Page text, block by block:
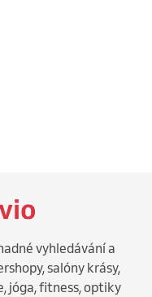
vyhledávání a
salóny krásy,
jóga, fitness, optiky